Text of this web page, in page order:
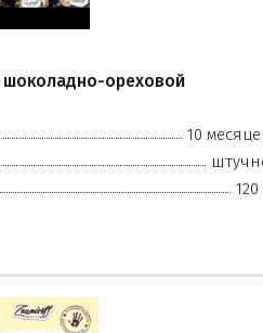
ореховой
10
120